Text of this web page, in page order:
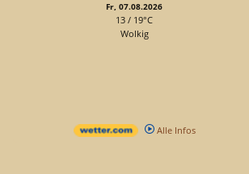
Fr, 07.08.2026
13 / 19°C
Wolkig
Alle Infos